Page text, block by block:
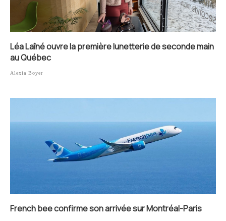
Léa Laîné ouvre la première lunetterie de seconde main
au Québec
Alexia Boyer
French bee confirme son arrivée sur Montréal-Paris